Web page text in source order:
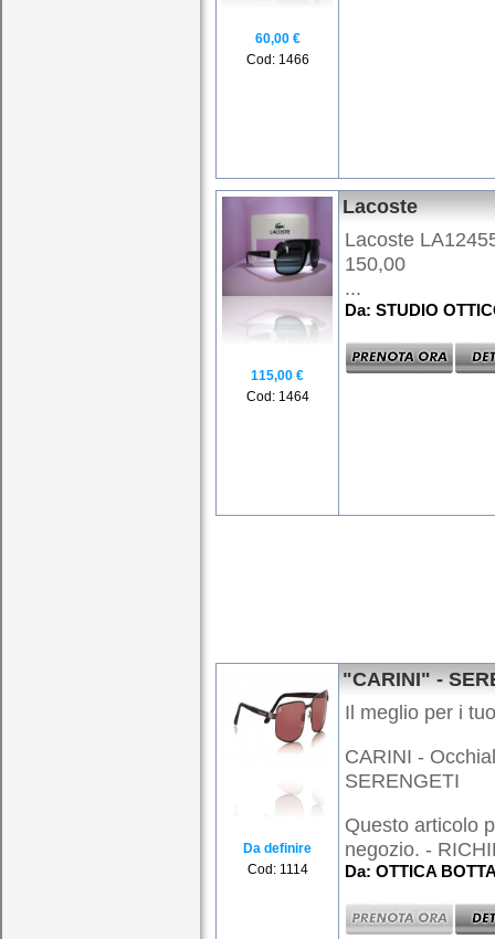
60,00 €
Cod: 1466
115,00 €
Cod: 1464
Lacoste
Lacoste
150,00
...
Da: STUDIO
Da definire
Cod: 1114
"CARINI" -
Il meglio per i
CARINI -
SERENGETI
Questo articolo
negozio. -
Da: OTTICA